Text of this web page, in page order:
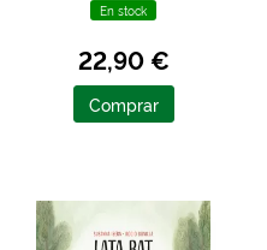
En stock
22,90 €
Comprar